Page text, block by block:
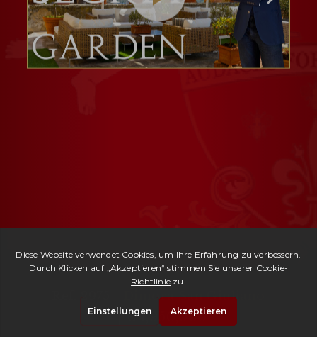
Dimora San Giuliano
| € 1,950,000